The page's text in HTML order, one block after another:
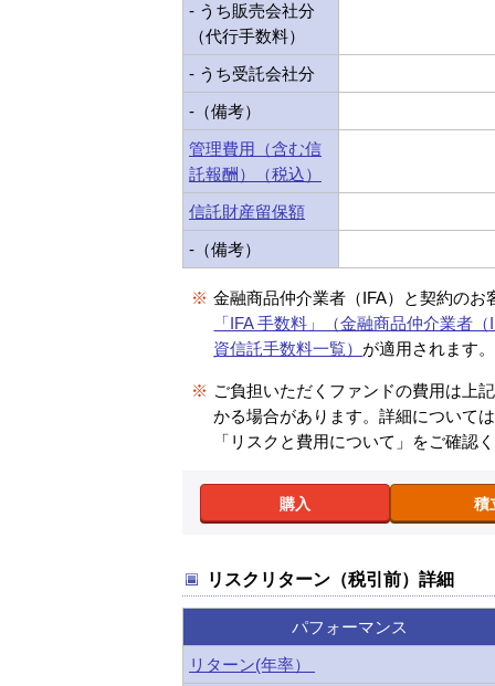
- うち販売会社分
（代行手数料）
- うち受託会社分
-（備考）
管理費用（含む信
託報酬）（税込）
信託財産留保額
-（備考）
※ 金融商品仲介業者（IFA）と契約のお
「IFA 手数料」（金融商品仲介業者
資信託手数料一覧） が適用されます。
※ ご負担いただくファンドの費用は上
かる場合があります。詳細について
「リスクと費用について」をご確認
購入 積
リスクリターン（税引前）詳細
パフォーマンス
リターン(年率）